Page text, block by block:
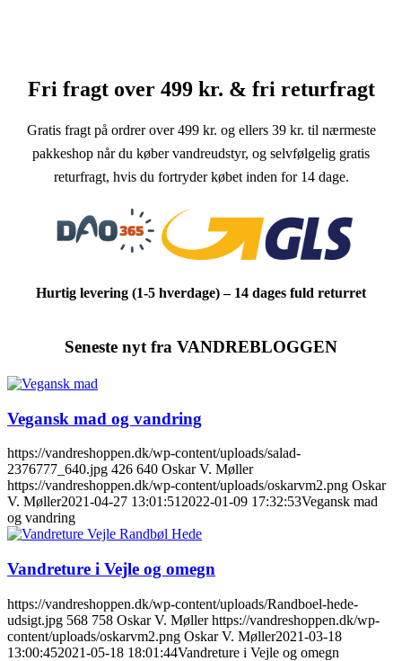
Fri fragt over 499 kr. & fri returfragt
Gratis fragt på ordrer over 499 kr. og ellers 39 kr. til nærmeste
pakkeshop når du køber vandreudstyr, og selvfølgelig gratis
returfragt, hvis du fortryder købet inden for 14 dage.
Hurtig levering (1-5 hverdage) – 14 dages fuld returret
Seneste nyt fra VANDREBLOGGEN
Vegansk mad og vandring
https://vandreshoppen.dk/wp-content/uploads/salad-
2376777_640.jpg 426 640 Oskar V. Møller
https://vandreshoppen.dk/wp-content/uploads/oskarvm2.png Oskar
V. Møller2021-04-27 13:01:512022-01-09 17:32:53Vegansk mad
og vandring
Vandreture i Vejle og omegn
https://vandreshoppen.dk/wp-content/uploads/Randboel-hede-
udsigt.jpg 568 758 Oskar V. Møller https://vandreshoppen.dk/wp-
content/uploads/oskarvm2.png Oskar V. Møller2021-03-18
13:00:452021-05-18 18:01:44Vandreture i Vejle og omegn